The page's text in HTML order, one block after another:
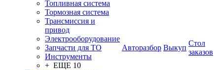
Топливная система
Тормозная система
Трансмиссия и
привод
Электрооборудование
Запчасти для ТО
Инструменты
+ ЕЩЕ 10
Авторазбор Выкуп
Стол
заказов